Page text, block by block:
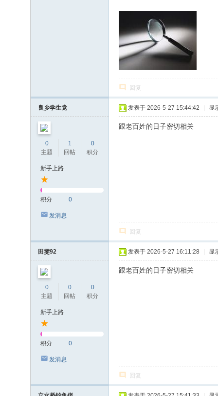
回复
良乡学生党
0
主题
1
回帖
0
积分
新手上路
积分 0
发消息
发表于 2026-5-27 15:44:42 显
跟老百姓的日子密切相关
回复
田雯92
0
主题
0
回帖
0
积分
新手上路
积分 0
发消息
发表于 2026-5-27 16:11:28 显
跟老百姓的日子密切相关
回复